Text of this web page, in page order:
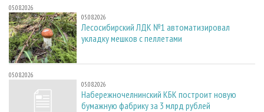
05.08.2026
05.08.2026
Лесосибирский ЛДК №1 автоматизировал
укладку мешков с пеллетами
05.08.2026
05.08.2026
Набережночелнинский КБК построит новую
бумажную фабрику за 3 млрд рублей